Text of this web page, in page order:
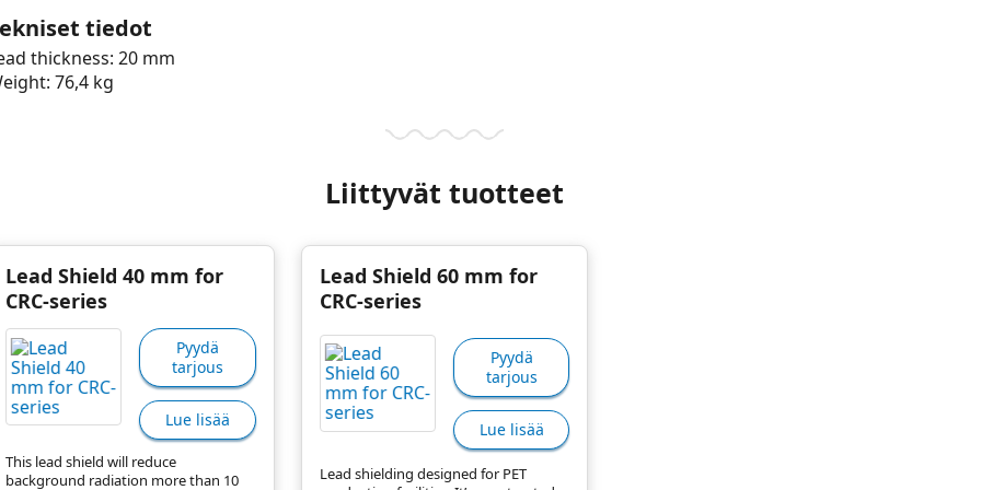
tiedot
thickness: 20 mm
76,4 kg
Liittyvät tuotteet
Lead Shield 40 mm for
CRC-series
This lead shield will reduce
background radiation more than 10
Pyydä
tarjous
Lue lisää
Lead Shield 60 mm for
CRC-series
Lead shielding designed for PET
Pyydä
tarjous
Lue lisää